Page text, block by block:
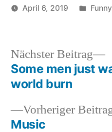
April 6, 2019 Funny
Vorheriger
Music
Nächster Beitrag
Some men just
world burn